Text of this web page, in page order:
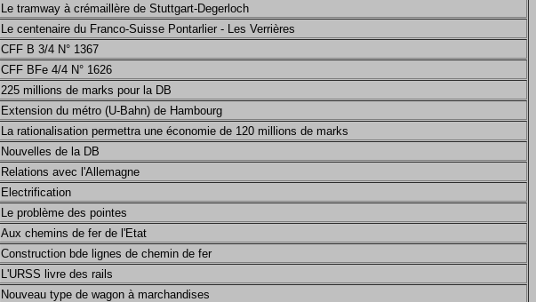
Le tramway à crémaillère de Stuttgart-Degerloch
Le centenaire du Franco-Suisse Pontarlier - Les Verrières
CFF B 3/4 N° 1367
CFF BFe 4/4 N° 1626
225 millions de marks pour la DB
Extension du métro (U-Bahn) de Hambourg
La rationalisation permettra une économie de 120 millions de marks
Nouvelles de la DB
Relations avec l'Allemagne
Electrification
Le problème des pointes
Aux chemins de fer de l'Etat
Construction bde lignes de chemin de fer
L'URSS livre des rails
Nouveau type de wagon à marchandises